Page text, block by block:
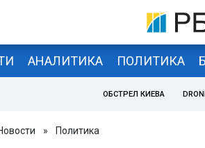
АНАЛИТИКА ПОЛИТИКА
ОБСТРЕЛ КИЕВА
» Политика